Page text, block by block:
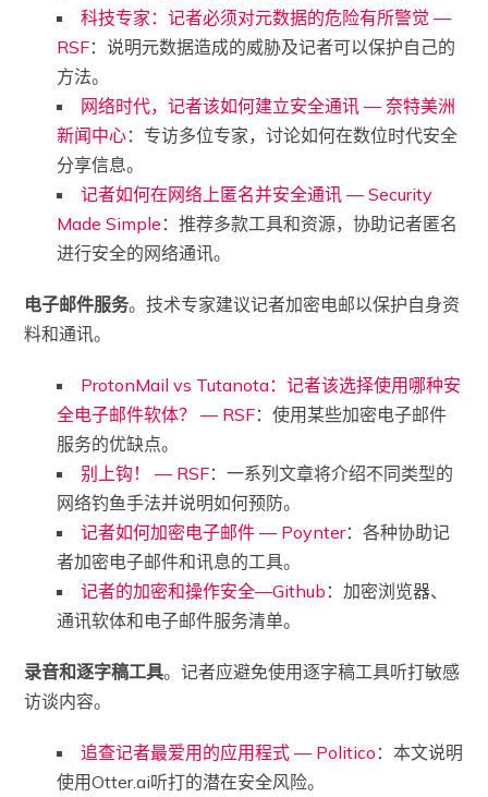
科技专家：记者必须对元数据的危险有所警觉 —
RSF：说明元数据造成的威胁及记者可以保护自己的
方法。
网络时代，记者该如何建立安全通讯 — 奈特美洲
新闻中心：专访多位专家，讨论如何在数位时代安全
分享信息。
记者如何在网络上匿名并安全通讯 — Security
Made Simple ：推荐多款工具和资源，协助记者匿名
进行安全的网络通讯。
电子邮件服务。技术专家建议记者加密电邮以保护自身资
料和通讯。
ProtonMail vs Tutanota：记者该选择使用哪种安
全电子邮件软体？ — RSF：使用某些加密电子邮件
服务的优缺点。
别上钩！ — RSF：一系列文章将介绍不同类型的
网络钓鱼手法并说明如何预防。
记者如何加密电子邮件 — Poynter：各种协助记
者加密电子邮件和讯息的工具。
记者的加密和操作安全—Github ：加密浏览器、
通讯软体和电子邮件服务清单。
录音和逐字稿工具。记者应避免使用逐字稿工具听打敏感
访谈内容。
追查记者最爱用的应用程式 — Politico ：本文说明
使用Otter.ai听打的潜在安全风险。